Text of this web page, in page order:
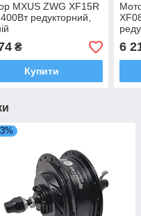
MXUS ZWG XF15R
редукторний,
₴
Купити
6